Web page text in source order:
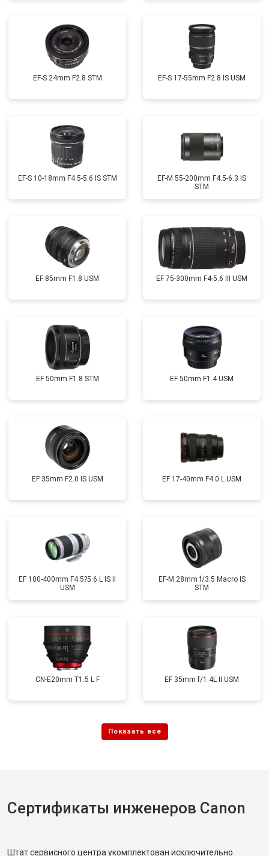
EF-S 24mm F2.8 STM EF-S 17-55mm F2.8 IS USM
EF-S 10-18mm F4.5-5.6 IS STM
EF-M 55-200mm F4.5-6.3 IS
STM
EF 85mm F1.8 USM EF 75-300mm F4-5.6 III USM
EF 50mm F1.8 STM EF 50mm F1.4 USM
EF 35mm F2.0 IS USM EF 17-40mm F4.0 L USM
EF 100-400mm F4.5?5.6 L IS II
USM
EF-M 28mm f/3.5 Macro IS
STM
CN-E20mm T1.5 L F EF 35mm f/1.4L II USM
Сертификаты инженеров Canon
Штат сервисного центра укомплектован исключительно